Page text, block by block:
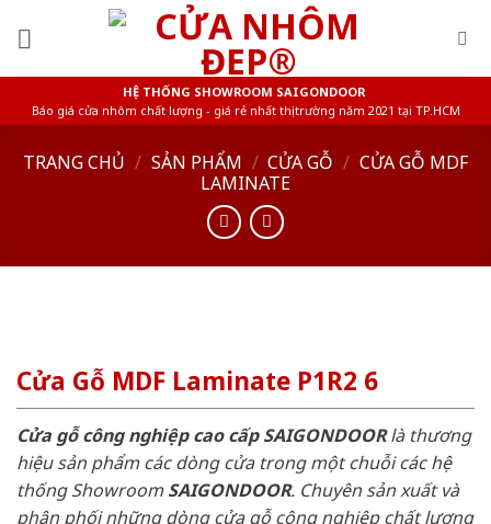
HỆ THỐNG SHOWROOM SAIGONDOOR
Báo giá cửa nhôm chất lượng - giá rẻ nhất thị trường năm 2021 tại TP.HCM
TRANG CHỦ / SẢN PHẨM / CỬA GỖ / CỬA GỖ MDF
LAMINATE
Cửa Gỗ MDF Laminate P1R2 6
Cửa gỗ công nghiệp cao cấp SAIGONDOORlà thương
hiệu sản phẩm các dòng cửa trong một chuỗi các hệ
thống ShowroomSAIGONDOOR. Chuyên sản xuất và
phân phối những dòng cửa gỗ công nghiệp chất lượng